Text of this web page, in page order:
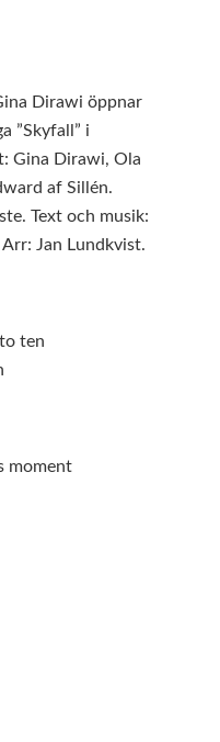
Dirawi öppnar
”Skyfall” i
Gina Dirawi, Ola
af Sillén.
Text och musik:
Jan Lundkvist.
ten
moment